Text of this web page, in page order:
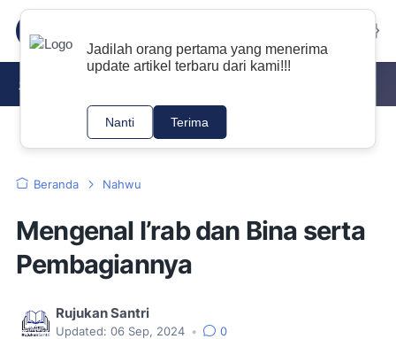
Jadilah orang pertama yang menerima
update artikel terbaru dari kami!!!
Nanti Terima
Beranda Nahwu
Mengenal I’rab dan Bina serta
Pembagiannya
Rujukan Santri
Updated: 06 Sep, 2024 •
0